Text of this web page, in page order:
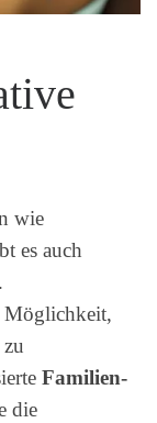
wie
es auch
Möglichkeit,
Familien-
die